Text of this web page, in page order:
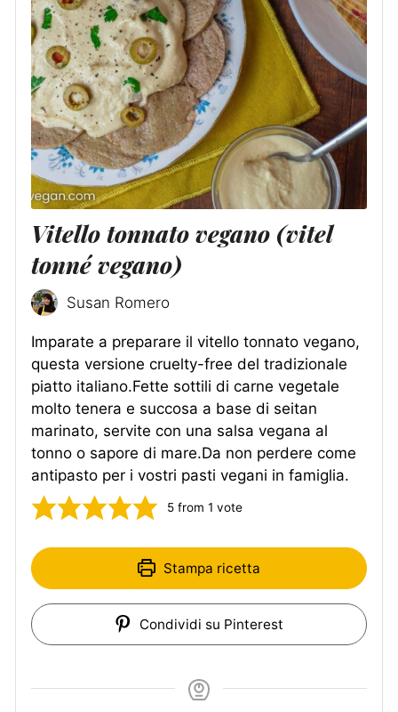
Vitello tonnato vegano (vitel
tonné vegano)
Susan Romero
Imparate a preparare il vitello tonnato vegano,
questa versione cruelty-free del tradizionale
piatto italiano.Fette sottili di carne vegetale
molto tenera e succosa a base di seitan
marinato, servite con una salsa vegana al
tonno o sapore di mare.Da non perdere come
antipasto per i vostri pasti vegani in famiglia.
5from 1 vote
Stampa ricetta
Condividi su Pinterest